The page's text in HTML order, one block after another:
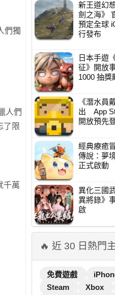
們獨
人們
了限
千萬
新王道幻
劍之海》
預定全球
行發布
日本手遊
征》開放
1000 抽獎
《潛水員
出 App
開放預先
經典療癒
傳說：夢
正式啟動
異化三國
異將錄》
啟
🔥 近 30 日熱門
免費遊戲
Steam
Xbox